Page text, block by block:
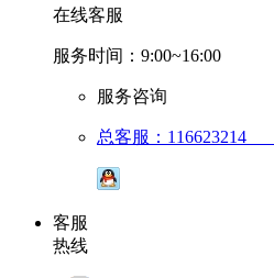
在线客服
服务时间：9:00~16:00
服务咨询
总客服：116623214
客服
热线